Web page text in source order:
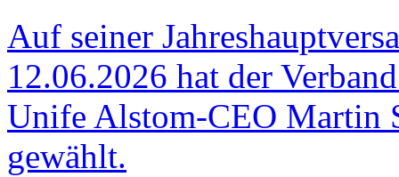
Auf seiner
12.06.2026 hat der
Unife Alstom-CEO Martin
gewählt.